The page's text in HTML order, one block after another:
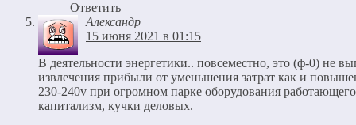
Ответить
Александр
15 июня 2021 в 01:15
В деятельности энергетики.. повсеместно, это (ф-0) не
извлечения прибыли от уменьшения затрат как и
230-240v при огромном парке оборудования
капитализм, кучки деловых.